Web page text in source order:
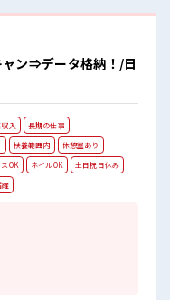
ン⇒データ格納！/日
入
長期の仕事
扶養範囲内
休憩室あり
OK ネイルOK
土日祝日休み
躍